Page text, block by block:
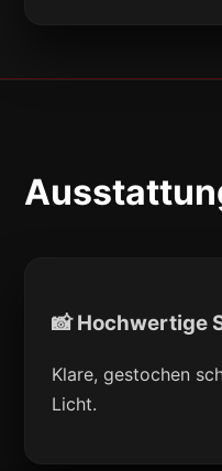
📸 Hochwertige
Klare, gestochen
Licht.